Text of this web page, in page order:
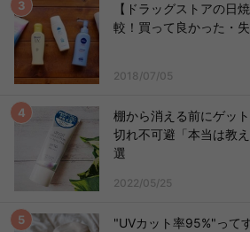
【ドラッグストアの日
較！買って良かった・
2018/07/05
棚から消える前にゲッ
切れ不可避「本当は教
選
2022/05/25
"UVカット率95%"って